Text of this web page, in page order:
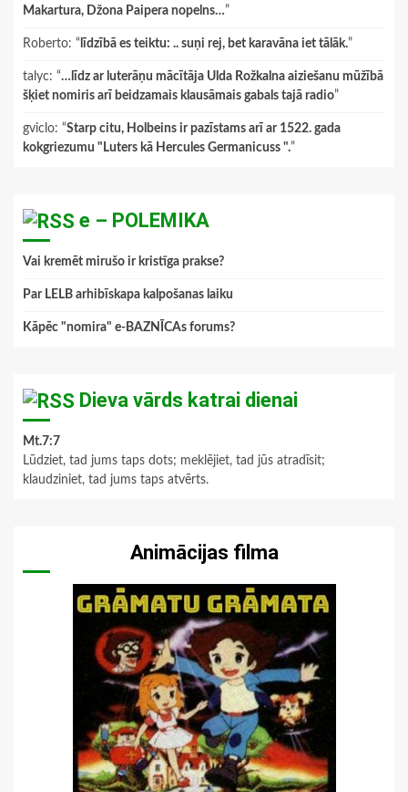
Makartura, Džona Paipera nopelns…”
Roberto: “ līdzībā es teiktu: .. suņi rej, bet karavāna iet tālāk.”
talyc: “…līdz ar luterāņu mācītāja Ulda Rožkalna aiziešanu mūžībā
šķiet nomiris arī beidzamais klausāmais gabals tajā radio”
gviclo: “Starp citu, Holbeins ir pazīstams arī ar 1522. gada
kokgriezumu "Luters kā Hercules Germanicuss ".”
e – POLEMIKA
Vai kremēt mirušo ir kristīga prakse?
Par LELB arhibīskapa kalpošanas laiku
Kāpēc "nomira" e-BAZNĪCAs forums?
Dieva vārds katrai dienai
Mt.7:7
Lūdziet, tad jums taps dots; meklējiet, tad jūs atradīsit;
klaudziniet, tad jums taps atvērts.
Animācijas filma